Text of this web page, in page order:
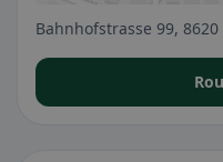
Bahnhofstrasse 99,